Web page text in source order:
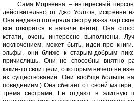
Сама Морвенна – интересный
действительно от Джо Уолтон, искренне
Она недавно потеряла сестру из-за чар
все говорится в начале книги). Она
кстати, очень интересно выполнены.
исключением, может быть, идеи про
эльфы, они ближе к старым-добрым
причислишь. Они не способны внятно
какие-то свои цели, о которым ничего не
их существовании. Они вообще больше
поведением.) Она сбегает от своей
тремя сестрами. Ее отдают в элитную